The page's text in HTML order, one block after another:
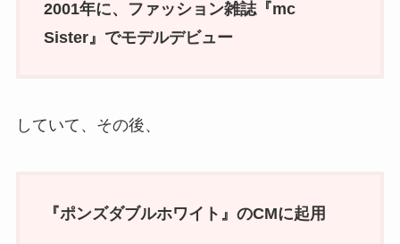
2001年に、ファッション雑誌『mc
Sister』でモデルデビュー
していて、その後、
『ポンズダブルホワイト』のCMに起用